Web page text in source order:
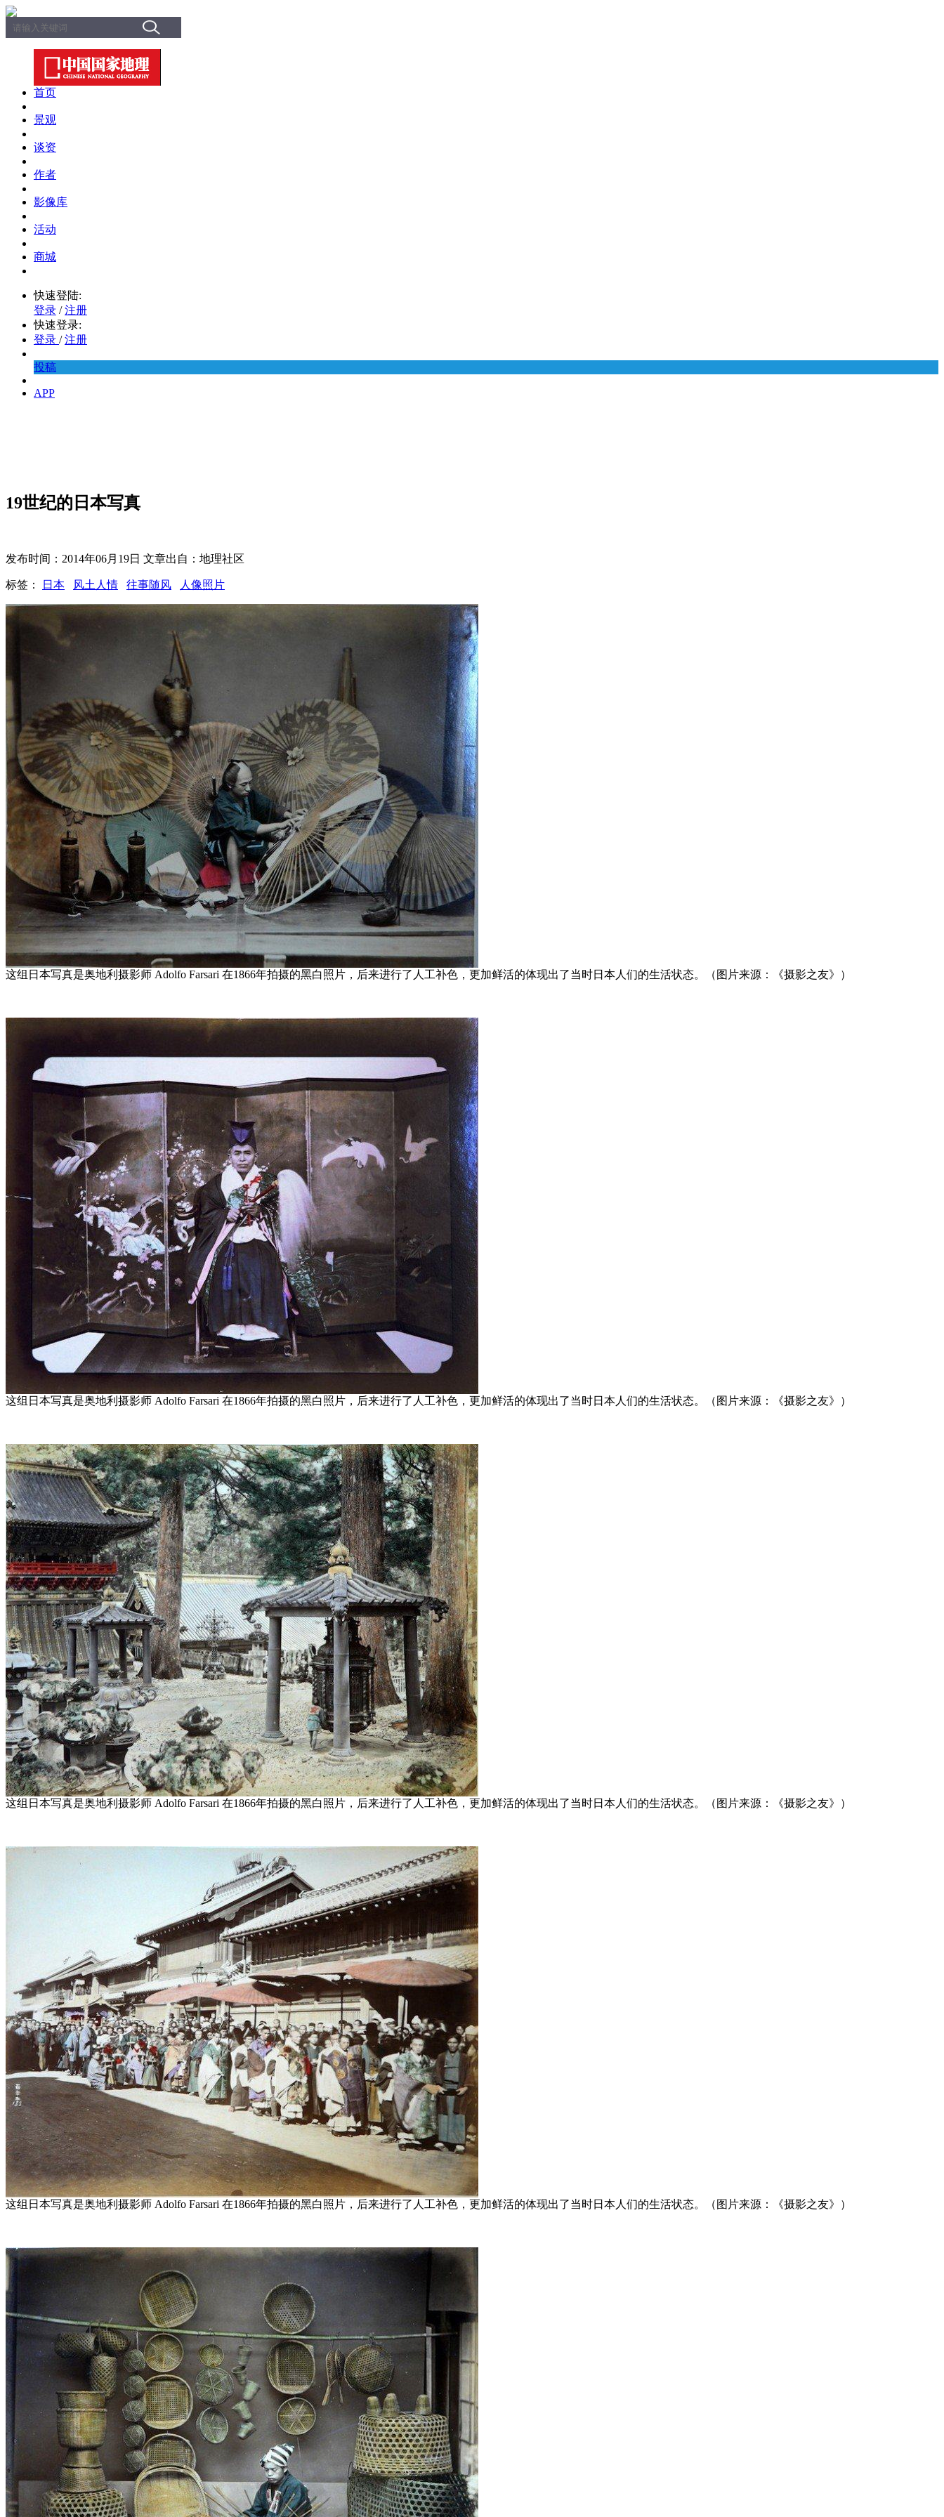
首页
景观
谈资
作者
影像库
活动
商城
快速登陆:
登录 / 注册
快速登录:
登录 / 注册
投稿
APP
19世纪的日本写真
发布时间：2014年06月19日 文章出自：地理社区
标签： 日本 风土人情 往事随风 人像照片
这组日本写真是奥地利摄影师 Adolfo Farsari 在1866年拍摄的黑白照片，后来进行了人工补色，更加鲜活的体现出了当时日本人们的生活状态。（图片来源：《摄影之友》）
这组日本写真是奥地利摄影师 Adolfo Farsari 在1866年拍摄的黑白照片，后来进行了人工补色，更加鲜活的体现出了当时日本人们的生活状态。（图片来源：《摄影之友》）
这组日本写真是奥地利摄影师 Adolfo Farsari 在1866年拍摄的黑白照片，后来进行了人工补色，更加鲜活的体现出了当时日本人们的生活状态。（图片来源：《摄影之友》）
这组日本写真是奥地利摄影师 Adolfo Farsari 在1866年拍摄的黑白照片，后来进行了人工补色，更加鲜活的体现出了当时日本人们的生活状态。（图片来源：《摄影之友》）